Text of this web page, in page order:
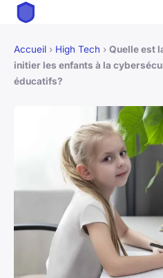
Accueil › High Tech › Quelle est
initier les enfants à la
éducatifs?